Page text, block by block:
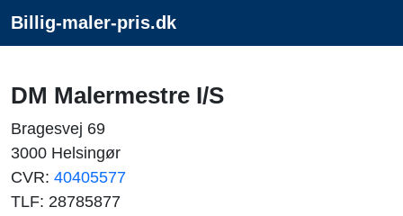
Billig-maler-pris.dk
DM Malermestre I/S
Bragesvej 69
3000 Helsingør
CVR: 40405577
TLF: 28785877